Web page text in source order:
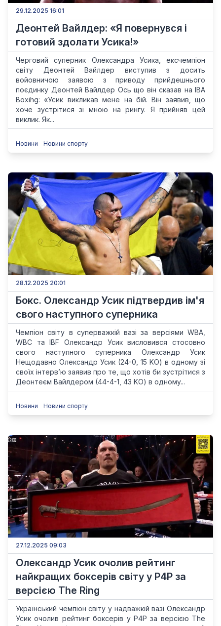
29.12.2025 16:01
Деонтей Вайлдер: «Я повернувся і
готовий здолати Усика!»
Черговий суперник Олександра Усика, ексчемпіон
світу Деонтей Вайлдер виступив з досить
войовничою заявою з приводу прийдешнього
поєдинку Деонтей Вайлдер Ось що він сказав на IBA
Boxihg: «Усик викликав мене на бій. Він заявив, що
хоче зустрітися зі мною на рингу. Я прийняв цей
виклик. Як...
Новини Новини спорту
28.12.2025 20:01
Бокс. Олександр Усик підтвердив ім'я
свого наступного суперника
Чемпіон світу в суперважкій вазі за версіями WBA,
WBC та IBF Олександр Усик висловився стосовно
свого наступного суперника Олександр Усик
Нещодавно Олександр Усик (24-0, 15 KO) в одному зі
своїх інтерв’ю заявив про те, що хотів би зустрітися з
Деонтеєм Вайлдером (44-4-1, 43 KO) в одному...
Новини Новини спорту
27.12.2025 09:03
Олександр Усик очолив рейтинг
найкращих боксерів світу у P4P за
версією The Ring
Український чемпіон світу у надважкій вазі Олександр
Усик очолив рейтинг боксерів у P4P за версією The